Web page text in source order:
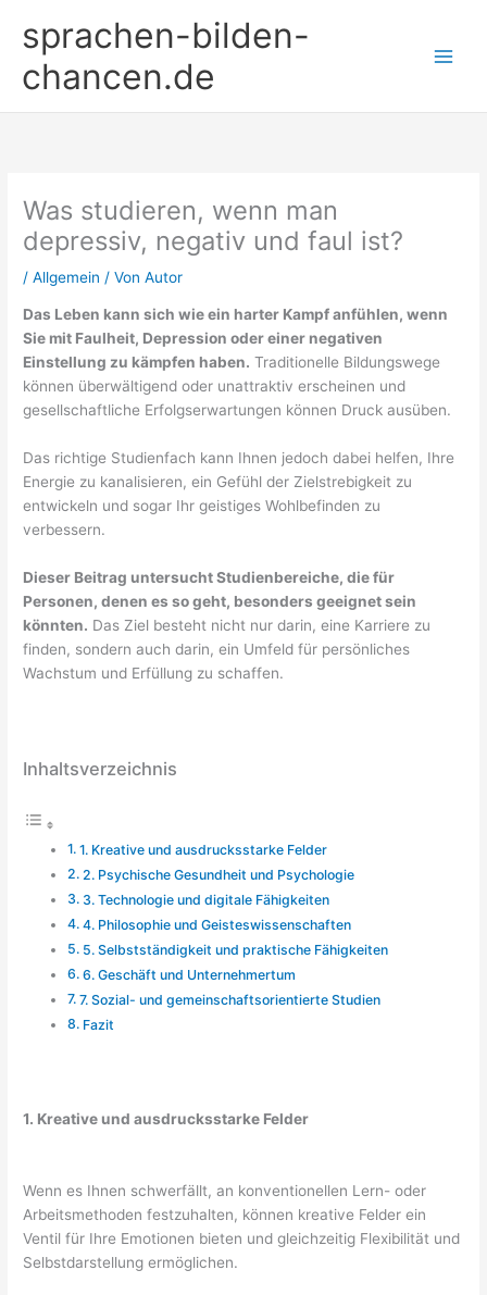
Inhalt
springen
sprachen-bilden-
chancen.de
Was studieren, wenn man
depressiv, negativ und faul ist?
/Allgemein / VonAutor
Das Leben kann sich wie ein harter Kampf anfühlen, wenn
Sie mit Faulheit, Depression oder einer negativen
Einstellung zu kämpfen haben. Traditionelle Bildungswege
können überwältigend oder unattraktiv erscheinen und
gesellschaftliche Erfolgserwartungen können Druck ausüben.
Das richtige Studienfach kann Ihnen jedoch dabei helfen, Ihre
Energie zu kanalisieren, ein Gefühl der Zielstrebigkeit zu
entwickeln und sogar Ihr geistiges Wohlbefinden zu
verbessern.
Dieser Beitrag untersucht Studienbereiche, die für
Personen, denen es so geht, besonders geeignet sein
könnten. Das Ziel besteht nicht nur darin, eine Karriere zu
finden, sondern auch darin, ein Umfeld für persönliches
Wachstum und Erfüllung zu schaffen.
Inhaltsverzeichnis
1. Kreative und ausdrucksstarke Felder
2. Psychische Gesundheit und Psychologie
3. Technologie und digitale Fähigkeiten
4. Philosophie und Geisteswissenschaften
5. Selbstständigkeit und praktische Fähigkeiten
6. Geschäft und Unternehmertum
7. Sozial- und gemeinschaftsorientierte Studien
Fazit
1. Kreative und ausdrucksstarke Felder
Wenn es Ihnen schwerfällt, an konventionellen Lern- oder
Arbeitsmethoden festzuhalten, können kreative Felder ein
Ventil für Ihre Emotionen bieten und gleichzeitig Flexibilität und
Selbstdarstellung ermöglichen.